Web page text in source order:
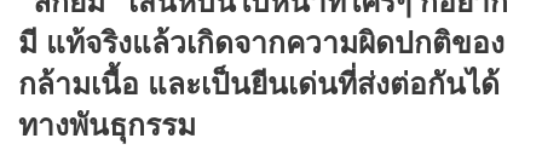
มี แท้จริงแล้วเกิดจากความผิดปกติของ
กล้ามเนื้อ และเป็นยีนเด่นที่ส่งต่อกันได้
ทางพันธุกรรม